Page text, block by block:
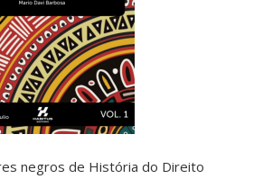
negros de História do Direito